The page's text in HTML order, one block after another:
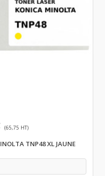
(65,75 HT)
TNP48 XL JAUNE